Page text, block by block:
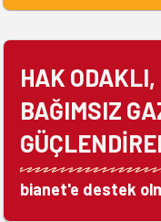
HAK
BAĞIMSIZ
bianet'e destek